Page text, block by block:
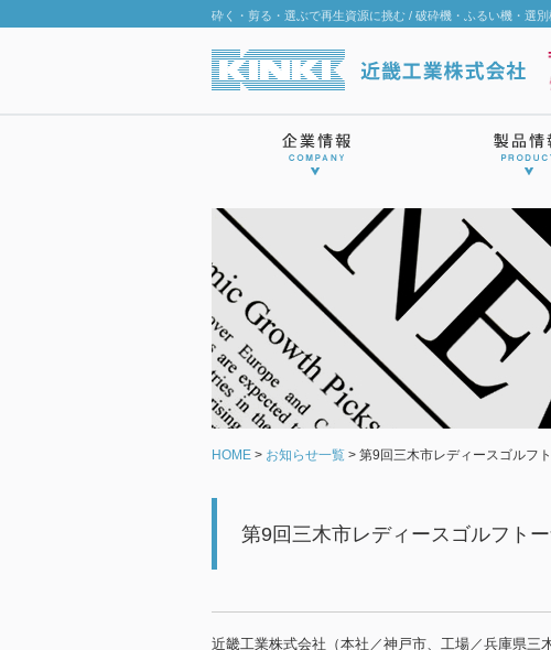
砕く・剪る・選ぶで再生資源に挑む / 破砕機・ふるい機・選
ENGLISH/CHINESE
HOME > お知らせ一覧 > 第9回三木市レディースゴルフ
第9回三木市レディースゴルフト
近畿工業株式会社（本社／神戸市、工場／兵庫県